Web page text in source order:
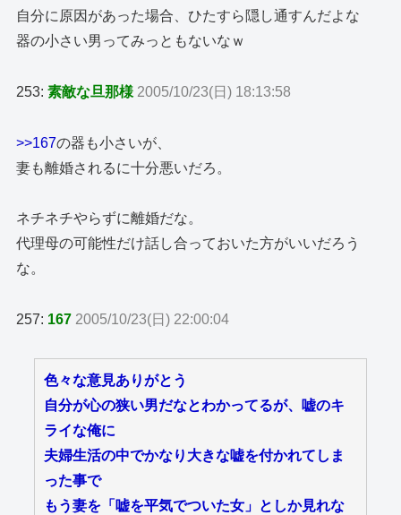
自分に原因があった場合、ひたすら隠し通すんだよな
器の小さい男ってみっともないなｗ
253:素敵な旦那様 2005/10/23(日) 18:13:58
>>167の器も小さいが、
妻も離婚されるに十分悪いだろ。
ネチネチやらずに離婚だな。
代理母の可能性だけ話し合っておいた方がいいだろう
な。
257: 167 2005/10/23(日) 22:00:04
色々な意見ありがとう
自分が心の狭い男だなとわかってるが、嘘のキ
ライな俺に
夫婦生活の中でかなり大きな嘘を付かれてしま
った事で
もう妻を「嘘を平気でついた女」としか見れな